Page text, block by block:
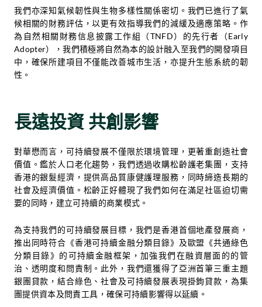
我們亦深知氣候韌性與生物多樣性關係密切。我們已進行了氣
候相關的財務評估，以更有效指導我們的減緩及適應策略。作
為自然相關財務信息披露工作組（TNFD）的先行者（Early
Adopter），我們積極將自然為本的設計融入至我們的開發項目
中，確保所建項目不僅能改善城市生活，亦提升生態系統的韌
性。
長遠投資 共創影響
對華懋而言，可持續發展不僅限於環境管理，更著重創造社會
價值。鑑於人口老化趨勢，我們透過收購松齡護老集團，支持
香港的銀髮經濟，提供高品質康健護理服務，同時締造長期的
社會及經濟價值。松齡正好體現了我們如何在滿足社區迫切需
要的同時，建立可持續的商業模式。
為支持我們的可持續發展目標，我們是香港首個地產發展商，
推出同時符合《香港可持續金融分類目錄》及歐盟《共通綠色
分類目錄》的可持續金融框架，加強我們在融資層面的的管
治、透明度和問責制。此外，我們還獲得了亞洲首筆三重主題
銀團貸款，結合綠色、社會及可持續發展表現掛鉤貸款，為集
團提供資本及問責工具，確保可持續影響得以延續。